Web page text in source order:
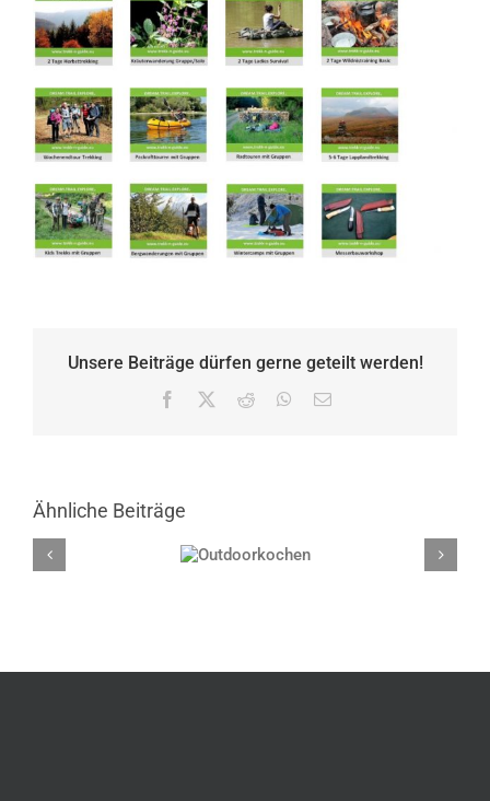
Unsere Beiträge dürfen gerne geteilt werden!
Facebook Reddit WhatsApp
E-
Ähnliche Beiträge